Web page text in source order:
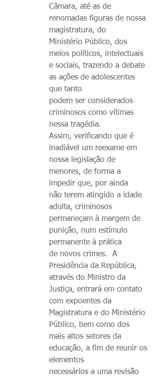
Câmara, até as de
renomadas figuras de nossa
magistratura, do
Ministério Público, dos
meios políticos, intelectuais
e sociais, trazendo a debate
as ações de adolescentes
que tanto
podem ser considerados
criminosos como vítimas
nessa tragédia.
Assim, verificando que é
inadiável um reexame em
nossa legislação de
menores, de forma a
impedir que, por ainda
não terem atingido a idade
adulta, criminosos
permaneçam à margem de
punição, num estímulo
permanente à prática
de novos crimes. A
Presidência da República,
através do Ministro da
Justiça, entrará em contato
com expoentes da
Magistratura e do Ministério
Público, bem como dos
mais altos setores da
educação, a fim de reunir os
elementos
necessários a uma revisão